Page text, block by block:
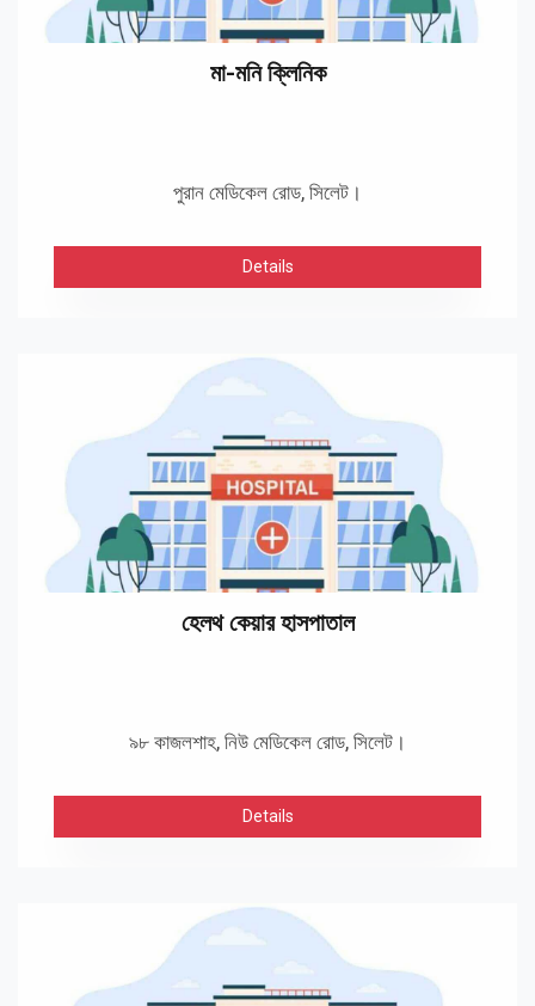
মা-মনি ক্লিনিক
পুরান মেডিকেল রোড, সিলেট।
Details
হেলথ কেয়ার হাসপাতাল
৯৮ কাজলশাহ, নিউ মেডিকেল রোড, সিলেট।
Details